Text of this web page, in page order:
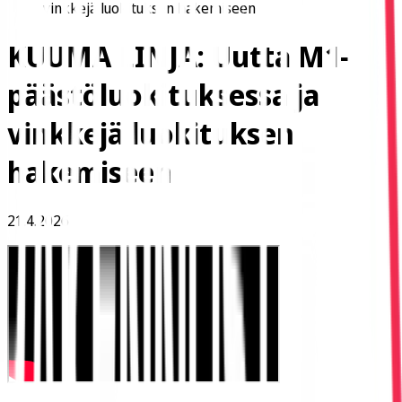
vinkkejä luokituksen hakemiseen
KUUMA LINJA: Uutta M1-
päästöluokituksessa ja
vinkkejä luokituksen
hakemiseen
21.4.2026